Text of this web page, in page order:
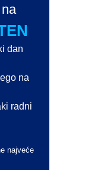
dan
na
radni
najveće